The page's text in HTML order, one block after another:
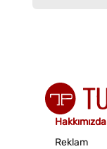
Hakkımızda
Reklam